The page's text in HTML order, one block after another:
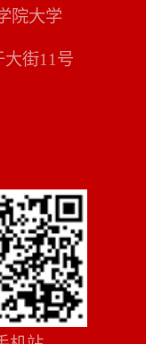
院大学
街11号